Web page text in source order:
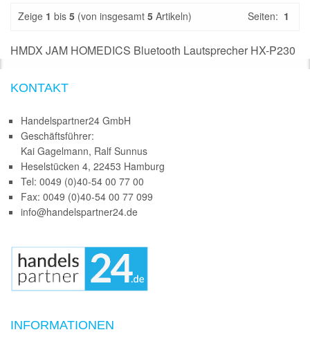
Zeige 1 bis 5 (von insgesamt 5 Artikeln) Seiten: 1
HMDX JAM HOMEDICS Bluetooth Lautsprecher HX-P230
KONTAKT
Handelspartner24 GmbH
Geschäftsführer:
Kai Gagelmann, Ralf Sunnus
Heselstücken 4, 22453 Hamburg
Tel: 0049 (0)40-54 00 77 00
Fax: 0049 (0)40-54 00 77 099
info@handelspartner24.de
INFORMATIONEN